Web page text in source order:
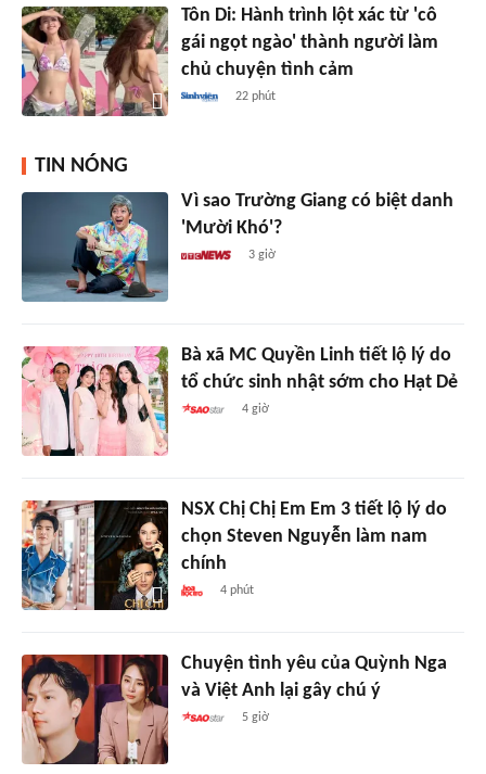
Tôn Di: Hành trình lột xác từ 'cô
gái ngọt ngào' thành người làm
chủ chuyện tình cảm
22 phút
TIN NÓNG
Vì sao Trường Giang có biệt danh
'Mười Khó'?
3 giờ
Bà xã MC Quyền Linh tiết lộ lý do
tổ chức sinh nhật sớm cho Hạt Dẻ
4 giờ
NSX Chị Chị Em Em 3 tiết lộ lý do
chọn Steven Nguyễn làm nam
chính
4 phút
Chuyện tình yêu của Quỳnh Nga
và Việt Anh lại gây chú ý
5 giờ